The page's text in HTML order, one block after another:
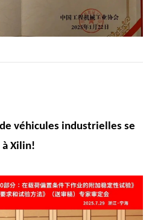
véhicules industrielles se
à Xilin!